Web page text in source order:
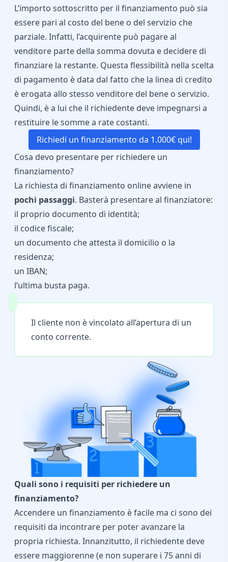
L’importo sottoscritto per il finanziamento può sia
essere pari al costo del bene o del servizio che
parziale. Infatti, l’acquirente può pagare al
venditore parte della somma dovuta e decidere di
finanziare la restante. Questa flessibilità nella scelta
di pagamento è data dal fatto che la linea di credito
è erogata allo stesso venditore del bene o servizio.
Quindi, è a lui che il richiedente deve impegnarsi a
restituire le somme a rate costanti.
Richiedi un finanziamento da 1.000€ qui!
Cosa devo presentare per richiedere un
finanziamento?
La richiesta di finanziamento online avviene in
pochi passaggi. Basterà presentare al finanziatore:
il proprio documento di identità;
il codice fiscale;
un documento che attesta il domicilio o la
residenza;
un IBAN;
l’ultima busta paga.
Il cliente non è vincolato all’apertura di un
conto corrente.
Quali sono i requisiti per richiedere un
finanziamento?
Accendere un finanziamento è facile ma ci sono dei
requisiti da incontrare per poter avanzare la
propria richiesta. Innanzitutto, il richiedente deve
essere maggiorenne (e non superare i 75 anni di